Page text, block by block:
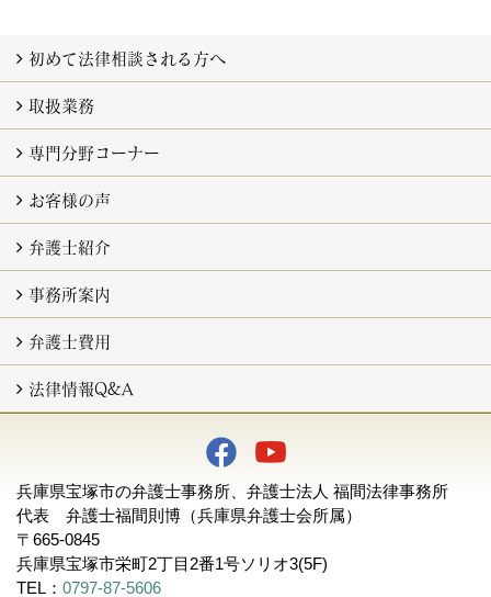
初めて法律相談される方へ
法律相談の流れと相談料
法律基礎知識セミナー・法律相談会 (2)
相続・遺言
離婚
交通事故
破産・債務
不動産
企業法務（顧問契約） (2)
企業法務（契約書チェック）
遺言書無料チェックサービス
取扱業務
取扱業務一覧
相続・遺言
離婚
交通事故
破産・債務
不動産
企業法務（顧問契約） (3)
専門分野コーナー
専門分野コーナー一覧 (2)
相続・遺言（専門） (48)
離婚（専門） (27)
破産・債務（専門） (28)
お客様の声
手紙 (9)
ご依頼者様の声
令和３年（お客様アンケート） (9)
解決事例＜相続＞＜不動産＞
解決事例＜離婚＞
解決事例＜債務＞＜債権回収＞
平成31年 (3)
平成30年 (12)
平成29年 (12)
平成28年 (7)
平成27年 (12)
平成26年 (12)
平成25年 (9)
弁護士紹介
基本理念
所属弁護士一覧
パートナー代表弁護士 福間則博
パートナー 弁護士 尾﨑悠吾
アソシエイト 弁護士 走出一樹
事務所案内
アクセス (2)
オフィス内の紹介
ニュースレター
ウィルス感染防止対策
採用について
fukuma blog
弁護士費用
弁護士費用
用語の説明・すべての費用に共通する事項
法律相談
通常の民事事件
遺言・相続事件
離婚
交通事故事件
債務整理事件(個人)
法人倒産事件
不動産関連・建物明渡事件
企業法務（顧問契約）
刑事事件・少年事件・告訴・告発
法律情報Q&A
兵庫県宝塚市の弁護士事務所、弁護士法人 福間法律事務所
代表 弁護士福間則博（兵庫県弁護士会所属）
〒665-0845
兵庫県宝塚市栄町2丁目2番1号ソリオ3(5F)
TEL： 0797-87-5606